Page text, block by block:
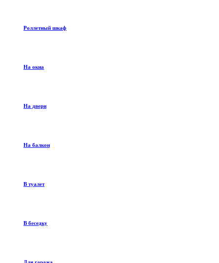
Роллетный шкаф
На окна
На двери
На балкон
В туалет
В беседку